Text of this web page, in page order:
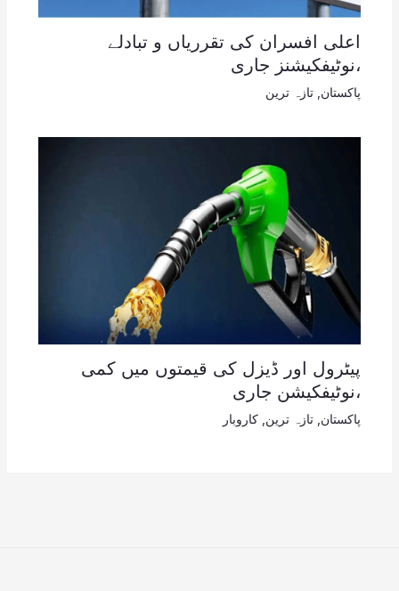
اعلی افسران کی تقرریاں و تبادلے
،نوٹیفکیشنز جاری
پاکستان تازہ ترین
پیٹرول اور ڈیزل کی قیمتوں میں کمی
،نوٹیفکیشن جاری
پاکستان تازہ ترین کاروبار